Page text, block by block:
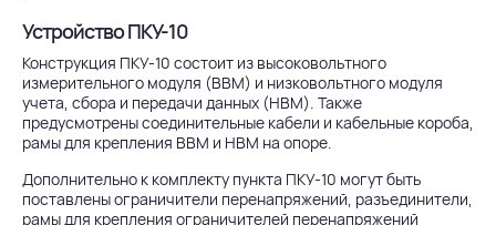
Устройство ПКУ-10
Конструкция ПКУ-10 состоит из высоковольтного
измерительного модуля (ВВМ) и низковольтного модуля
учета, сбора и передачи данных (НВМ). Также
предусмотрены соединительные кабели и кабельные короба,
рамы для крепления ВВМ и НВМ на опоре.
Дополнительно к комплекту пункта ПКУ-10 могут быть
поставлены ограничители перенапряжений, разъединители,
рамы для крепления ограничителей перенапряжений